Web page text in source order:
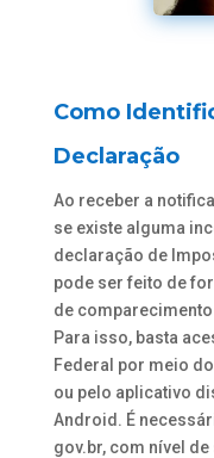
Como
Declaração
Ao receber a
se existe alguma
declaração de
pode ser feito de
de
Para isso, basta
Federal por meio
ou pelo aplicativo
Android. É
gov.br, com nível